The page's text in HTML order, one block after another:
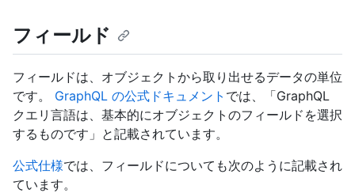
フィールド
フィールドは、オブジェクトから取り出せるデータの単位
です。 GraphQL の公式ドキュメント では、「GraphQL
クエリ言語は、基本的にオブジェクトのフィールドを選択
するものです」と記載されています。
公式仕様では、フィールドについても次のように記載され
ています。